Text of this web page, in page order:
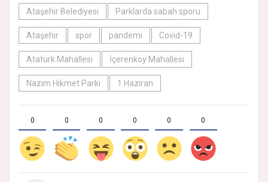
Ataşehir Belediyesi
Parklarda sabah sporu
Ataşehir spor pandemi Covid-19
Atatürk Mahallesi İçerenköy Mahallesi
Nazım Hikmet Parkı 1 Haziran
0 0 0 0 0 0